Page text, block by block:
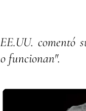
comentó
funcionan".